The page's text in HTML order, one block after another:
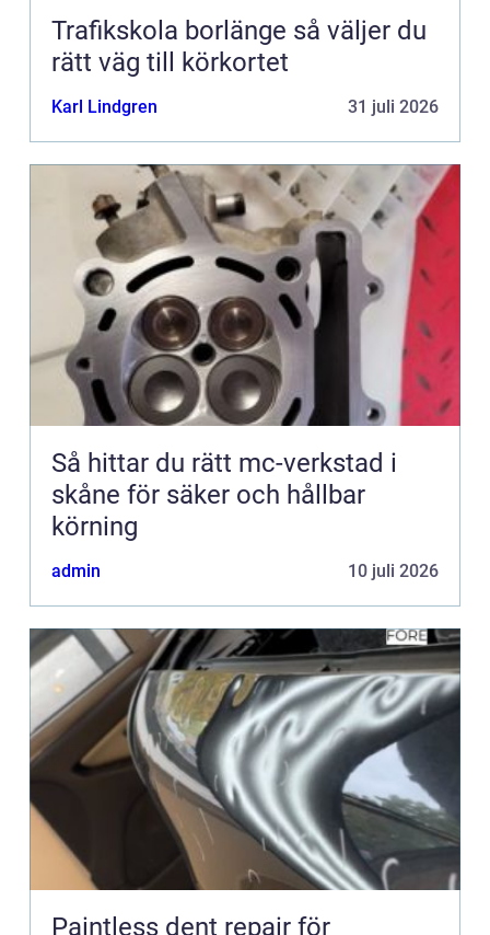
Trafikskola borlänge så väljer du
rätt väg till körkortet
Karl Lindgren 31 juli 2026
Så hittar du rätt mc-verkstad i
skåne för säker och hållbar
körning
admin 10 juli 2026
Paintless dent repair för